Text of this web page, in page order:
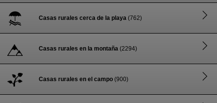
Casas rurales cerca de la playa (762)
Casas rurales en la montaña (2294)
Casas rurales en el campo (900)